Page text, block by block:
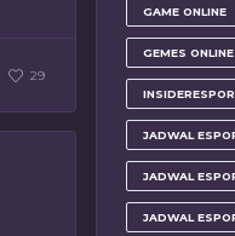
29
GAME ONLINE
GEMES ONLINE
JADWAL
JADWAL
JADWAL